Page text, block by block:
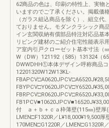
62商品の色は、印刷の特性上、実物
いますのでご了承ください。掲載価
（ガラス組込商品を除く）、組立代
ておりません。モダンクラシック商
イン玄関収納有償部品特注対応品基
リビング建材のご紹介住宅性能表示
ア室内引戸クローゼット基本寸法（
W（DW）121192（585）131324（
DWWDHH①本体デザイン呼称商品
12201320W12W13KL-
付 ａ＋ｂ＋ｃａ枠薄壁(115㎜)壁厚(
LMEN□F1320R／L¥18,000¥19,500厚
170MEN□G1220R／LMEN□G1320R